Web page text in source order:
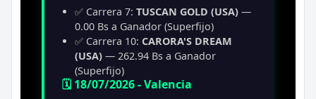
✅ Carrera 7: TUSCAN GOLD (USA) —
0.00 Bs a Ganador (Superfijo)
✅ Carrera 10: CARORA'S DREAM
(USA) — 262.94 Bs a Ganador
(Superfijo)
🗓️ 18/07/2026 - Valencia